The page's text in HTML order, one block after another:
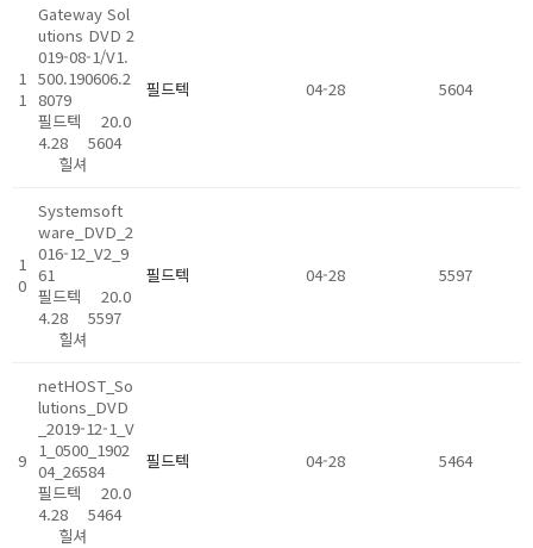
1
1
Gateway Sol
utions DVD 2
019-08-1/V1.
500.190606.2
8079
필드텍
20.0
4.28
5604
힐셔
필드텍 04-28 5604
1
0
Systemsoft
ware_DVD_2
016-12_V2_9
61
필드텍
20.0
4.28
5597
힐셔
필드텍 04-28 5597
9
netHOST_So
lutions_DVD
_2019-12-1_V
1_0500_1902
04_26584
필드텍
20.0
4.28
5464
힐셔
필드텍 04-28 5464